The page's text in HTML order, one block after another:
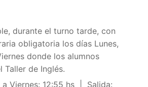
durante el turno tarde, con
obligatoria los días Lunes,
donde los alumnos
Taller de Inglés.
Viernes: 12:55 hs | Salida: